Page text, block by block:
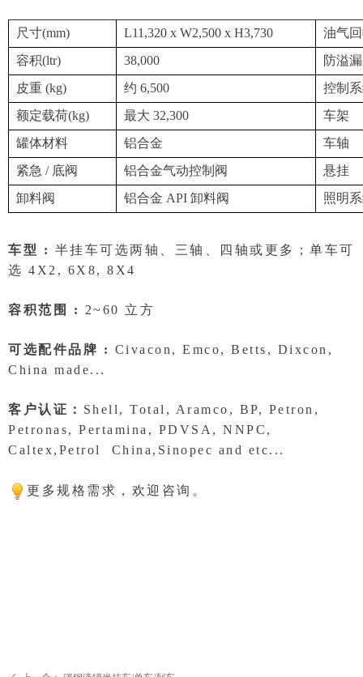
尺寸(mm) L11,320 x W2,500 x H3,730
油气
容积(ltr)
38,000
防溢
皮重 (kg)
约 6,500
控制
额定载荷(kg)
最大 32,300
车架
罐体材料
铝合金
车轴
紧急 / 底阀
铝合金气动控制阀
悬挂
卸料阀
铝合金 API 卸料阀 照明
车型 : 半挂车可选两轴、三轴、四轴或更多；单车可
选 4X2, 6X8, 8X4
容积范围 : 2~60 立方
可选配件品牌 : Civacon, Emco, Betts, Dixcon,
China made...
客户认证： Shell, Total, Aramco, BP, Petron,
Petronas, Pertamina, PDVSA, NNPC,
Caltex,Petrol China,Sinopec and etc...
更多规格需求，欢迎咨询。